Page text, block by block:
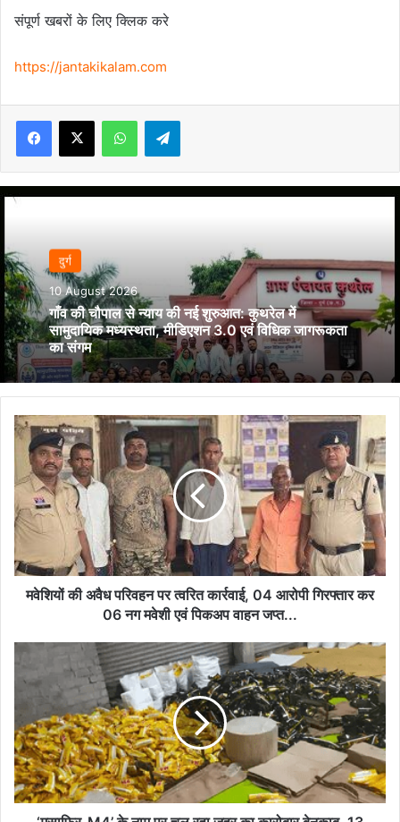
संपूर्ण खबरों के लिए क्लिक करे
https://jantakikalam.com
Facebook
X WhatsAppTelegram
दुर्ग
10 August 2026
गाँव की चौपाल से न्याय की नई शुरुआत: कुथरेल में
सामुदायिक मध्यस्थता, मीडिएशन 3.0 एवं विधिक जागरूकता
का संगम
मवेशियों
की
अवैध
परिवहन
पर
त्वरित
कार्रवाई,
04
आरोपी
गिरफ्तार
पिकअप
वाहन
जप्त...
मवेशियों की अवैध परिवहन पर त्वरित कार्रवाई, 04 आरोपी गिरफ्तार कर
06 नग मवेशी एवं पिकअप वाहन जप्त...
‘मुसाफिर-
नाम
पर
चल
रहा
जहर
का